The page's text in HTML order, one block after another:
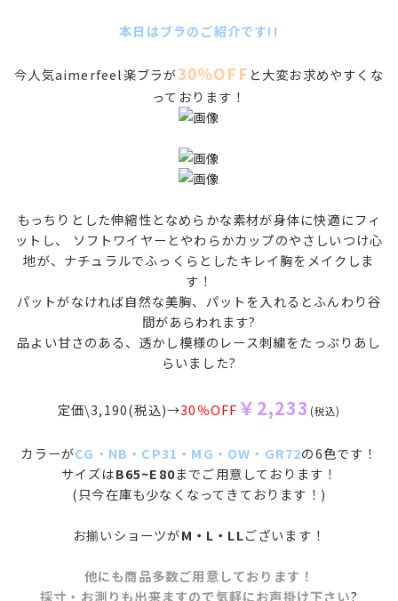
本日はブラのご紹介です!!
今人気aimerfeel楽ブラが30％OFF と大変お求めやすくな
っております！
もっちりとした伸縮性となめらかな素材が身体に快適にフィ
ットし、 ソフトワイヤーとやわらかカップのやさしいつけ心
地が、ナチュラルでふっくらとしたキレイ胸をメイクしま
す！
パットがなければ自然な美胸、パットを入れるとふんわり谷
間があらわれます?
品よい甘さのある、透かし模様のレース刺繍をたっぷりあし
らいました?
定価\3,190(税込)→30％OFF ￥2,233 (税込)
カラーがCG・NB・CP31・MG・OW・GR72の6色です！
サイズはB65~E80までご用意しております！
(只今在庫も少なくなってきております！)
お揃いショーツがM・L・LLございます！
他にも商品多数ご用意しております！
採寸・お測りも出来ますので気軽にお声掛け下さい?